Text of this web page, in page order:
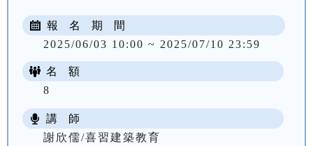
報 名 期 間
2025/06/03 10:00 ~ 2025/07/10 23:59
名 額
8
講 師
謝欣儒/喜習建築教育